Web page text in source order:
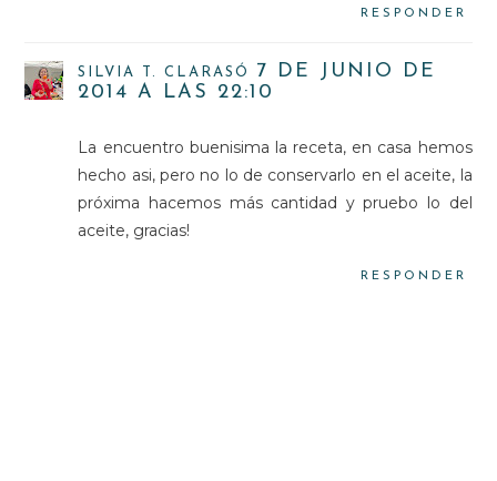
RESPONDER
SILVIA T. CLARASÓ
7 DE JUNIO DE
2014 A LAS 22:10
La encuentro buenisima la receta, en casa hemos
hecho asi, pero no lo de conservarlo en el aceite, la
próxima hacemos más cantidad y pruebo lo del
aceite, gracias!
RESPONDER